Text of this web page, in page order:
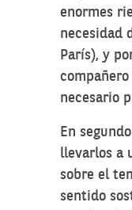
enormes
necesidad
París), y
necesario
En
llevarlos a
sobre el
sentido